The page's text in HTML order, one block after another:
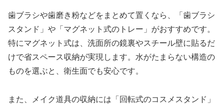
歯ブラシや歯磨き粉などをまとめて置くなら、「歯ブラシ
スタンド」や「マグネット式のトレー」がおすすめです。
特にマグネット式は、洗面所の鏡裏やスチール壁に貼るだ
けで省スペース収納が実現します。水がたまらない構造の
ものを選ぶと、衛生面でも安心です。
また、メイク道具の収納には「回転式のコスメスタンド」